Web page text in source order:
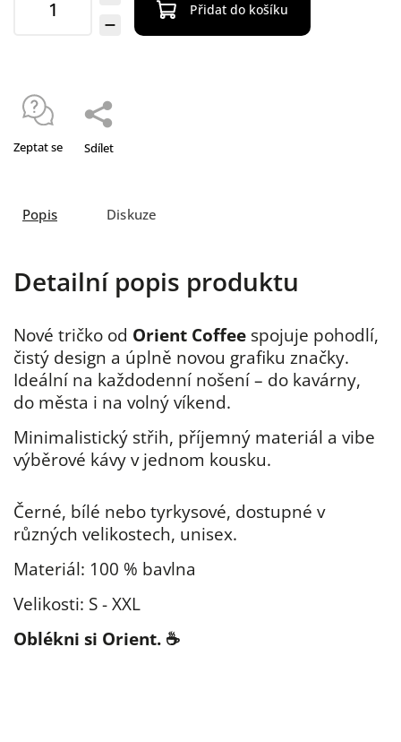
Přidat do košíku
Zeptat se Sdílet
Popis Diskuze
Detailní popis produktu
Nové tričko od Orient Coffee spojuje pohodlí,
čistý design a úplně novou grafiku značky.
Ideální na každodenní nošení – do kavárny,
do města i na volný víkend.
Minimalistický střih, příjemný materiál a vibe
výběrové kávy v jednom kousku.
Černé, bílé nebo tyrkysové, dostupné v
různých velikostech, unisex.
Materiál: 100 % bavlna
Velikosti: S - XXL
Oblékni si Orient. ☕